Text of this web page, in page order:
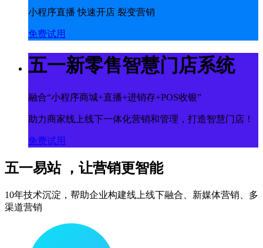
小程序直播 快速开店 裂变营销
免费试用
五一新零售智慧门店系统
融合“小程序商城+直播+进销存+POS收银”
助力商家线上线下一体化营销和管理，打造智慧门店！
免费试用
五一易站 ，让营销更智能
10年技术沉淀，帮助企业构建线上线下融合、新媒体营销、多
渠道营销